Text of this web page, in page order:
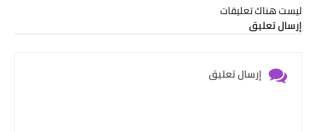
ليست هناك تعليقات
إرسال تعليق
إرسال تعليق